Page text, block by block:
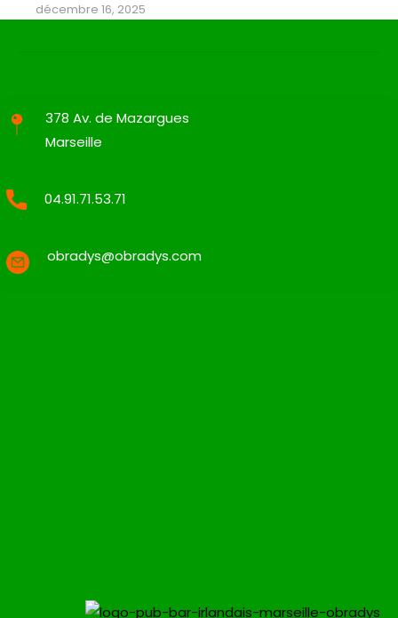
décembre 16, 2025
378 Av. de Mazargues
Marseille
04.91.71.53.71
obradys@obradys.com